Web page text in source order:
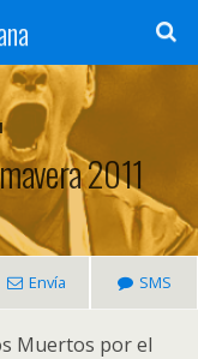
2011
Envía SMS
Muertos por el